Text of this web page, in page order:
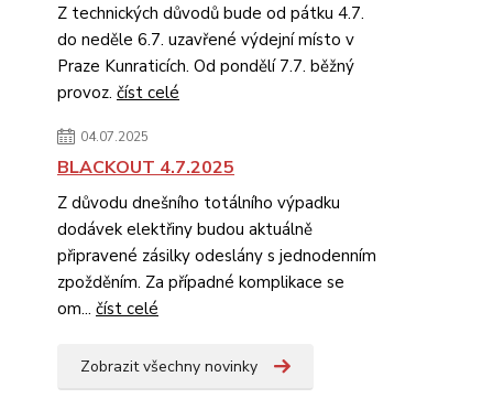
Z technických důvodů bude od pátku 4.7.
do neděle 6.7. uzavřené výdejní místo v
Praze Kunraticích. Od pondělí 7.7. běžný
provoz. číst celé
04.07.2025
BLACKOUT 4.7.2025
Z důvodu dnešního totálního výpadku
dodávek elektřiny budou aktuálně
připravené zásilky odeslány s jednodenním
zpožděním. Za případné komplikace se
om... číst celé
Zobrazit všechny novinky